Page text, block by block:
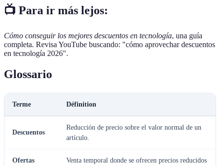
📺 Para ir más lejos:
Cómo conseguir los mejores descuentos en tecnología, una guía
completa. Revisa YouTube buscando: "cómo aprovechar descuentos
en tecnología 2026".
Glossario
Terme Définition
Descuentos
Reducción de precio sobre el valor normal de un
artículo.
Ofertas
Venta temporal donde se ofrecen precios reducidos